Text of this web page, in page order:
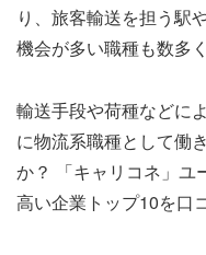
り、旅客輸送を担う駅
機会が多い職種も数多く
輸送手段や荷種などに
に物流系職種として働
か？ 「キャリコネ」ユ
高い企業トップ10を口